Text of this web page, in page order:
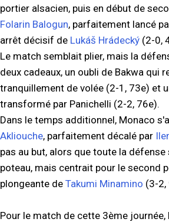
portier alsacien, puis en début de
Folarin Balogun, parfaitement lancé
arrêt décisif de Lukáš Hrádecký (2-0,
Le match semblait plier, mais la
deux cadeaux, un oubli de Bakwa qui
tranquillement de volée (2-1, 73e) et
transformé par Panichelli (2-2, 76e).
Dans le temps additionnel, Monaco
Akliouche, parfaitement décalé par
pas au but, alors que toute la
poteau, mais centrait pour le second
plongeante de Takumi Minamino (3-2,
Pour le match de cette 3ème journée,